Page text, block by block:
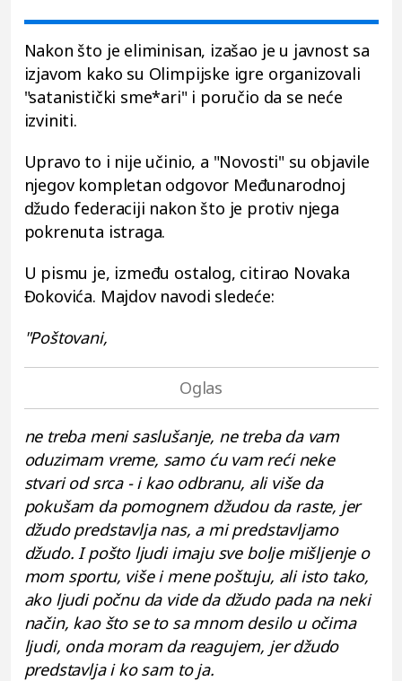
Nakon što je eliminisan, izašao je u javnost sa
izjavom kako su Olimpijske igre organizovali
"satanistički sme*ari" i poručio da se neće
izviniti.
Upravo to i nije učinio, a "Novosti" su objavile
njegov kompletan odgovor Međunarodnoj
džudo federaciji nakon što je protiv njega
pokrenuta istraga.
U pismu je, između ostalog, citirao Novaka
Đokovića. Majdov navodi sledeće:
"Poštovani,
ne treba meni saslušanje, ne treba da vam
oduzimam vreme, samo ću vam reći neke
stvari od srca - i kao odbranu, ali više da
pokušam da pomognem džudou da raste, jer
džudo predstavlja nas, a mi predstavljamo
džudo. I pošto ljudi imaju sve bolje mišljenje o
mom sportu, više i mene poštuju, ali isto tako,
ako ljudi počnu da vide da džudo pada na neki
način, kao što se to sa mnom desilo u očima
ljudi, onda moram da reagujem, jer džudo
predstavlja i ko sam to ja.